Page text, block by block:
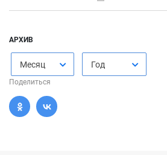
АРХИВ
Месяц Год
Поделиться